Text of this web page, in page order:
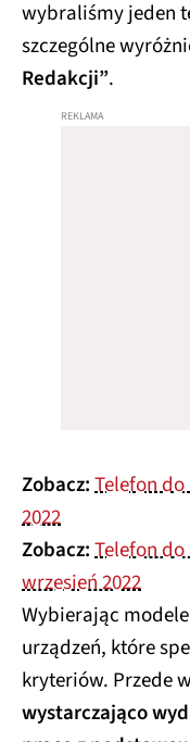
wybraliśmy jeden
szczególne
Redakcji”.
Zobacz:Telefon do
2022
Zobacz:Telefon do
wrzesień 2022
Wybierając
urządzeń, które
kryteriów. Przede
wystarczająco